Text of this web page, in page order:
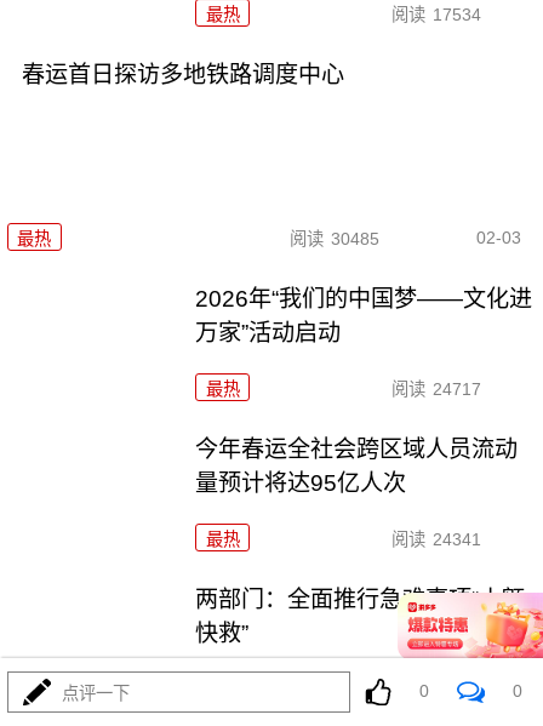
最热 阅读 17534
春运首日探访多地铁路调度中心
最热 阅读 30485 02-03
2026年“我们的中国梦——文化进
万家”活动启动
最热 阅读 24717
今年春运全社会跨区域人员流动
量预计将达95亿人次
最热 阅读 24341
两部门：全面推行急难事项“小额
快救”
阅读 21130
点评一下 0 0